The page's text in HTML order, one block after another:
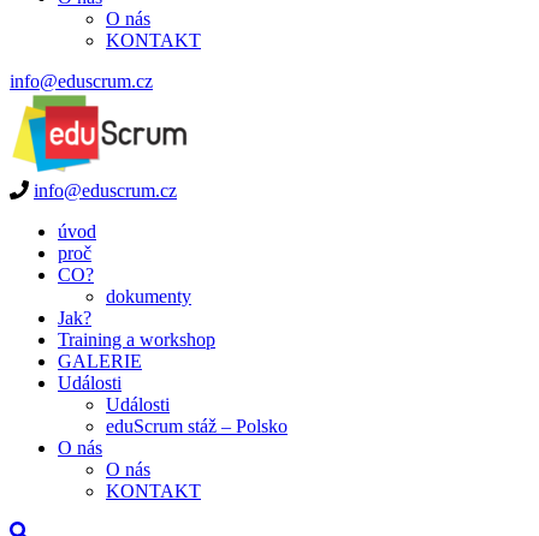
O nás
KONTAKT
info@eduscrum.cz
info@eduscrum.cz
úvod
proč
CO?
dokumenty
Jak?
Training a workshop
GALERIE
Události
Události
eduScrum stáž – Polsko
O nás
O nás
KONTAKT